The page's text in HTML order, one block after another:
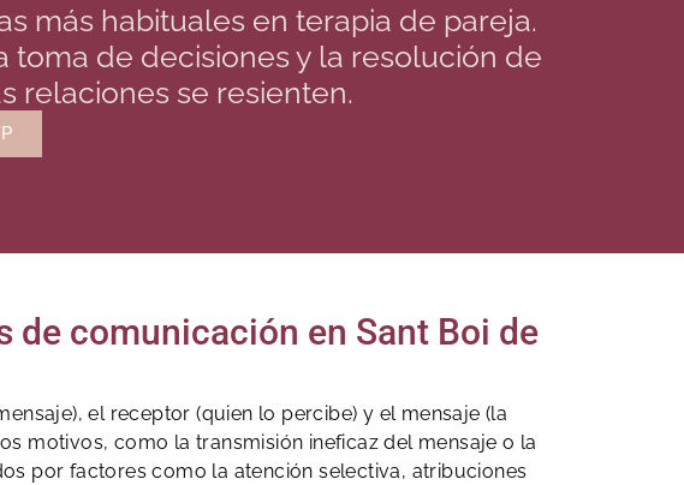
más habituales en terapia de pareja.
de decisiones y la resolución de
relaciones se resienten.
de comunicación en Sant Boi de
el receptor (quien lo percibe) y el mensaje (la
motivos, como la transmisión ineficaz del mensaje o la
por factores como la atención selectiva, atribuciones